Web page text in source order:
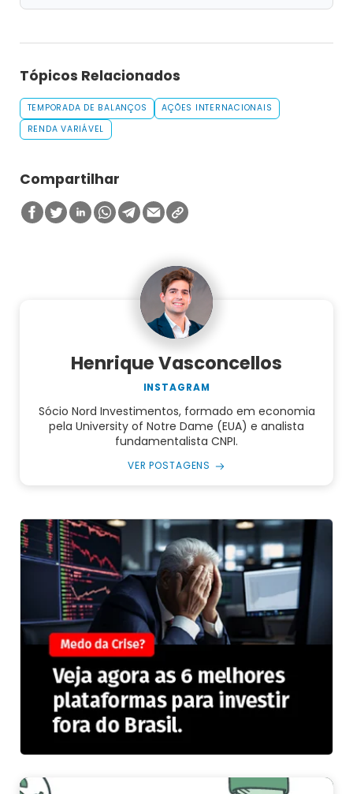
Tópicos Relacionados
TEMPORADA DE BALANÇOS
AÇÕES INTERNACIONAIS
RENDA VARIÁVEL
Compartilhar
Henrique Vasconcellos
INSTAGRAM
Sócio Nord Investimentos, formado em economia
pela University of Notre Dame (EUA) e analista
fundamentalista CNPI.
VER POSTAGENS